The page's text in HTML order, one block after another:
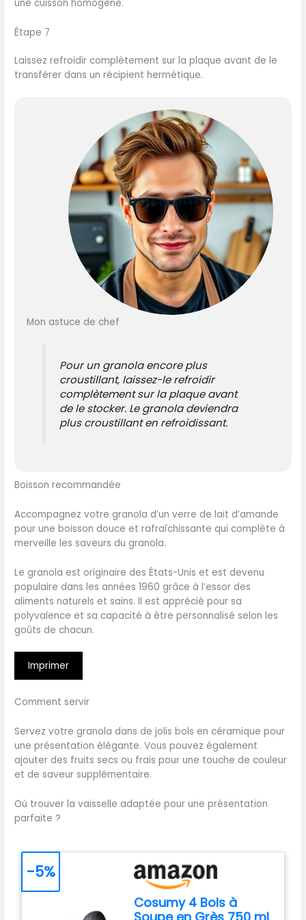
une cuisson homogène.
Étape 7
Laissez refroidir complètement sur la plaque avant de le
transférer dans un récipient hermétique.
Mon astuce de chef
Pour un granola encore plus
croustillant, laissez-le refroidir
complètement sur la plaque avant
de le stocker. Le granola deviendra
plus croustillant en refroidissant.
Boisson recommandée
Accompagnez votre granola d’un verre de lait d’amande
pour une boisson douce et rafraîchissante qui complète à
merveille les saveurs du granola.
Le granola est originaire des États-Unis et est devenu
populaire dans les années 1960 grâce à l’essor des
aliments naturels et sains. Il est apprécié pour sa
polyvalence et sa capacité à être personnalisé selon les
goûts de chacun.
Imprimer
Comment servir
Servez votre granola dans de jolis bols en céramique pour
une présentation élégante. Vous pouvez également
ajouter des fruits secs ou frais pour une touche de couleur
et de saveur supplémentaire.
Où trouver la vaisselle adaptée pour une présentation
parfaite ?
Cosumy 4 Bols à
-5%